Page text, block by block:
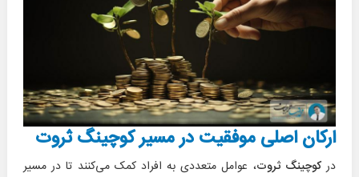
ارکان اصلی موفقیت در مسیر کوچینگ ثروت
درکوچینگ ثروت، عوامل متعددی به افراد کمک می‌کنند تا در مسیر